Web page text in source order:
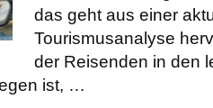
das geht aus einer
Tourismusanalyse
der Reisenden in den
ist, …